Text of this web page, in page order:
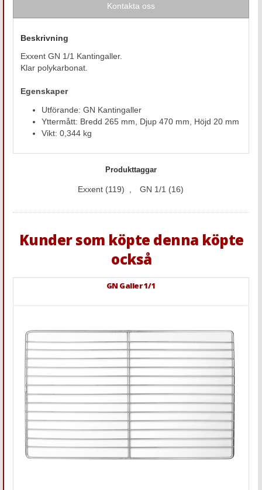
Kontakta oss
Beskrivning
Exxent GN 1/1 Kantingaller.
Klar polykarbonat.
Egenskaper
Utförande: GN Kantingaller
Yttermått: Bredd 265 mm, Djup 470 mm, Höjd 20 mm
Vikt: 0,344 kg
Produkttaggar
Exxent (119) GN 1/1 (16)
Kunder som köpte denna köpte
också
GN Galler 1/1